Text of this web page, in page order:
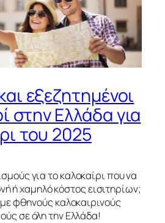
εξεζητημένοι
στην Ελλάδα για
του 2025
για το καλοκαίρι που να
ή χαμηλό κόστος εισιτηρίων;
με φθηνούς καλοκαιρινούς
σε όλη την Ελλάδα!